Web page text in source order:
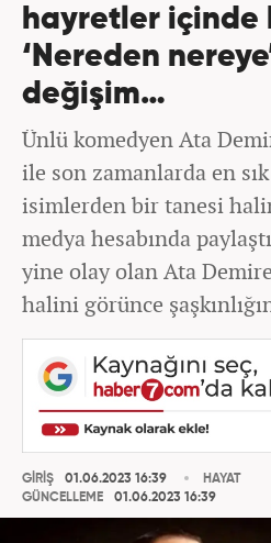
hayretler içinde
‘Nereden
değişim…
Ünlü komedyen Ata
ile son zamanlarda en
isimlerden bir tanesi
medya hesabında
yine olay olan Ata
halini görünce
GİRİŞ
01.06.2023 16:39
GÜNCELLEME
01.06.2023 16:39
HAYAT